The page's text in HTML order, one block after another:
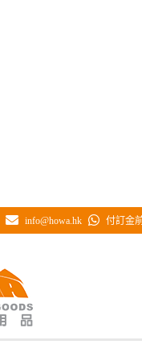
info@howa.hk 付訂金